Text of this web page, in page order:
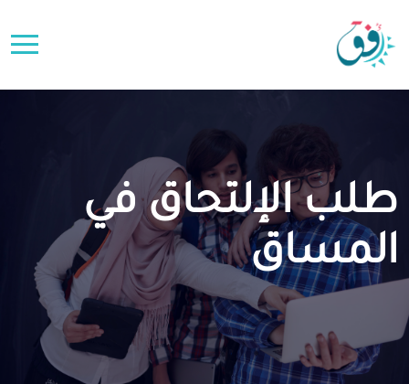
طلب الإلتحاق في
المساق